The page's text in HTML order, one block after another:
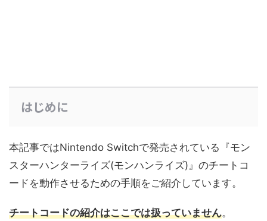
はじめに
本記事ではNintendo Switchで発売されている『モン
スターハンターライズ(モンハンライズ)』のチートコ
ードを動作させるための手順をご紹介しています。
チートコードの紹介はここでは扱っていません。